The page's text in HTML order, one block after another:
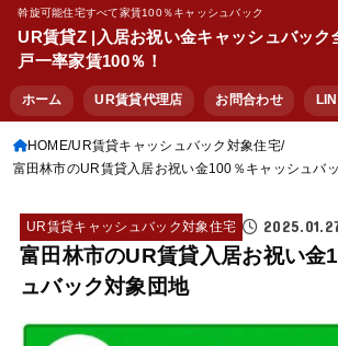
斡旋可能住宅すべて家賃100％キャッシュバック
UR賃貸Z |入居お祝い金キャッシュバック
戸一率家賃100％！
ホーム UR賃貸代理店 お問合わせ
HOME UR賃貸キャッシュバック対象住宅
富田林市のUR賃貸入居お祝い金100％キャッシュバ
UR賃貸キャッシュバック対象住宅
富田林市のUR賃貸入居お祝い金
ュバック対象団地